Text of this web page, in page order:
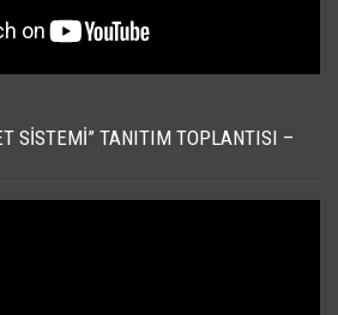
SISTEMI” TANITIM TOPLANTISI –